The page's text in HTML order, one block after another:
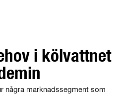
i kölvattnet
några marknadssegment som